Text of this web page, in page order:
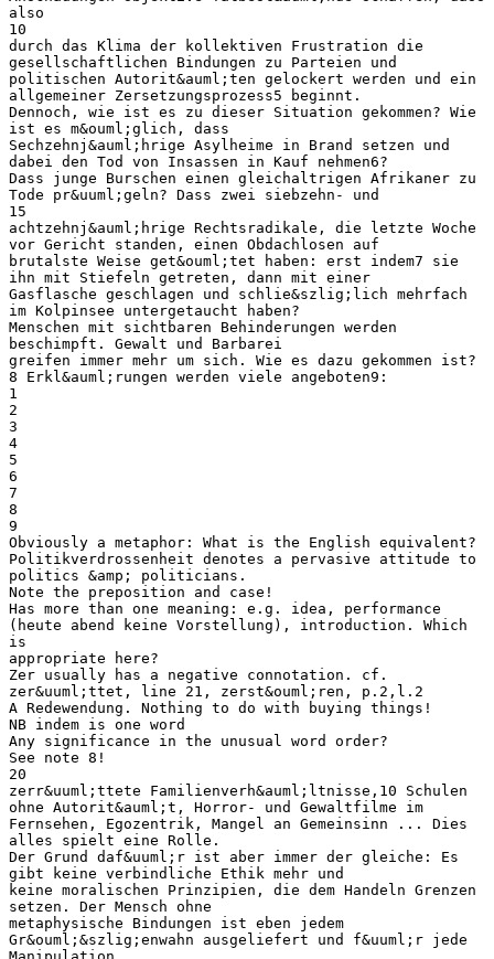
also
10
durch das Klima der kollektiven Frustration die
gesellschaftlichen Bindungen zu Parteien und
politischen Autorit&auml;ten gelockert werden und ein
allgemeiner Zersetzungsprozess5 beginnt.
Dennoch, wie ist es zu dieser Situation gekommen? Wie
ist es m&ouml;glich, dass
Sechzehnj&auml;hrige Asylheime in Brand setzen und
dabei den Tod von Insassen in Kauf nehmen6?
Dass junge Burschen einen gleichaltrigen Afrikaner zu
Tode pr&uuml;geln? Dass zwei siebzehn- und
15
achtzehnj&auml;hrige Rechtsradikale, die letzte Woche
vor Gericht standen, einen Obdachlosen auf
brutalste Weise get&ouml;tet haben: erst indem7 sie
ihn mit Stiefeln getreten, dann mit einer
Gasflasche geschlagen und schlie&szlig;lich mehrfach
im Kolpinsee untergetaucht haben?
Menschen mit sichtbaren Behinderungen werden
beschimpft. Gewalt und Barbarei
greifen immer mehr um sich. Wie es dazu gekommen ist?
8 Erkl&auml;rungen werden viele angeboten9:
1
2
3
4
5
6
7
8
9
Obviously a metaphor: What is the English equivalent?
Politikverdrossenheit denotes a pervasive attitude to
politics &amp; politicians.
Note the preposition and case!
Has more than one meaning: e.g. idea, performance
(heute abend keine Vorstellung), introduction. Which
is
appropriate here?
Zer usually has a negative connotation. cf.
zer&uuml;ttet, line 21, zerst&ouml;ren, p.2,l.2
A Redewendung. Nothing to do with buying things!
NB indem is one word
Any significance in the unusual word order?
See note 8!
20
zerr&uuml;ttete Familienverh&auml;ltnisse,10 Schulen
ohne Autorit&auml;t, Horror- und Gewaltfilme im
Fernsehen, Egozentrik, Mangel an Gemeinsinn ... Dies
alles spielt eine Rolle.
Der Grund daf&uuml;r ist aber immer der gleiche: Es
gibt keine verbindliche Ethik mehr und
keine moralischen Prinzipien, die dem Handeln Grenzen
setzen. Der Mensch ohne
metaphysische Bindungen ist eben jedem
Gr&ouml;&szlig;enwahn ausgeliefert und f&uuml;r jede